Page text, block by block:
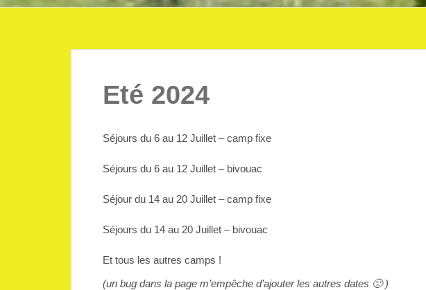
Eté 2024
Séjours du 6 au 12 Juillet – camp fixe
Séjours du 6 au 12 Juillet – bivouac
Séjour du 14 au 20 Juillet – camp fixe
Séjours du 14 au 20 Juillet – bivouac
Et tous les autres camps !
(un bug dans la page m’empêche d’ajouter les autres dates 🙁 )